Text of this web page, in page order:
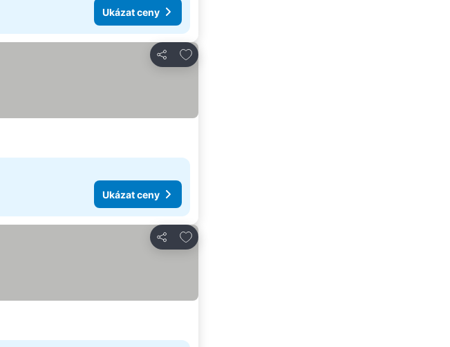
Ukázat ceny
Sdílet
Přidat na seznam oblíbených hotelů
Ukázat ceny
Sdílet
Přidat na seznam oblíbených hotelů